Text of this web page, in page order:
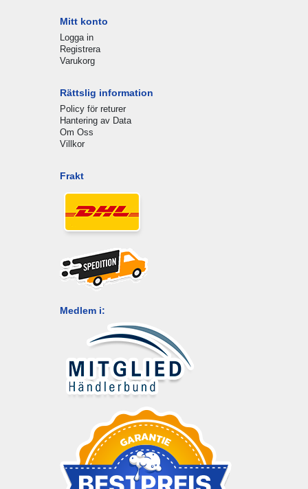
Mitt konto
Logga in
Registrera
Varukorg
Rättslig information
Policy för returer
Hantering av Data
Om Oss
Villkor
Frakt
Medlem i: